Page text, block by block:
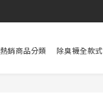
熱銷商品分類 除臭襪全款式